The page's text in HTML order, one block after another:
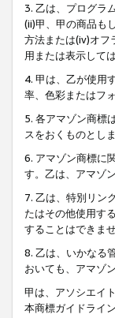
3. 乙は、プログラ
(ii)甲、甲の商品も
方法または(iv)オフ
用または表示して
4. 甲は、乙が使用
率、色彩またはフ
5. 各アマゾン商標
スをおくものとし
6. アマゾン商標に
す。乙は、アマゾ
7. 乙は、特別リン
たはその他使用す
することはできませ
8. 乙は、いかなる
おいても、アマゾ
甲は、アソシエイ
本商標ガイドライ